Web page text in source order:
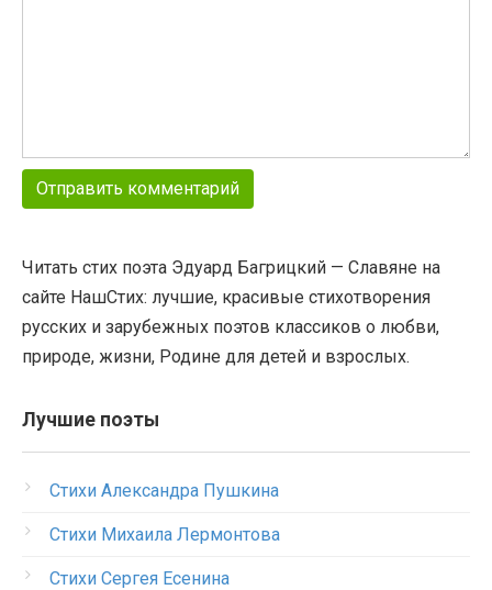
Читать стих поэта Эдуард Багрицкий — Славяне на
сайте НашСтих: лучшие, красивые стихотворения
русских и зарубежных поэтов классиков о любви,
природе, жизни, Родине для детей и взрослых.
Лучшие поэты
Стихи Александра Пушкина
Стихи Михаила Лермонтова
Стихи Сергея Есенина